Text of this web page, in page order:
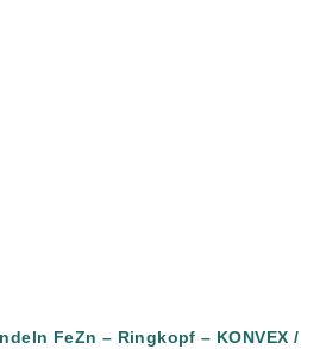
FeZn – Ringkopf – KONVEX /